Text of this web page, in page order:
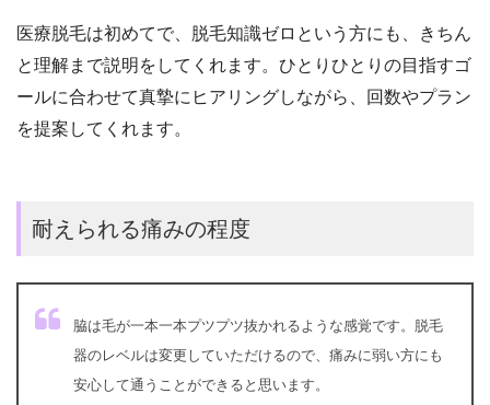
医療脱毛は初めてで、脱毛知識ゼロという方にも、きちん
と理解まで説明をしてくれます。ひとりひとりの目指すゴ
ールに合わせて真摯にヒアリングしながら、回数やプラン
を提案してくれます。
耐えられる痛みの程度
脇は毛が一本一本プツプツ抜かれるような感覚です。脱毛
器のレベルは変更していただけるので、痛みに弱い方にも
安心して通うことができると思います。